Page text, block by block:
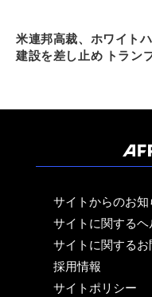
米連邦高裁、ホワイト
建設を差し止め トラン
サイトからのお知
サイトに関するヘ
サイトに関する
採用情報
サイトポリシー